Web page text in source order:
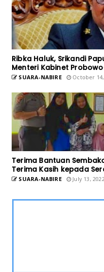
Ribka Haluk, Srikandi
Menteri Kabinet
SUARA-NABIRE October 14,
Terima Bantuan
Terima Kasih kepada
SUARA-NABIRE July 13,